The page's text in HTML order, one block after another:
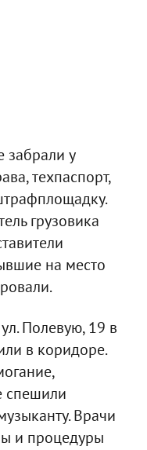
забрали у
техпаспорт,
грузовика
на место
Полевую, 19 в
в коридоре.
спешили
Врачи
и процедуры